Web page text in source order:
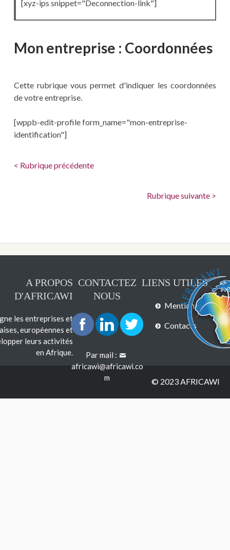
[xyz-ips snippet="Deconnection-link"]
Mon entreprise : Coordonnées
Cette rubrique vous permet d'indiquer les coordonnées
de votre entreprise.
[wppb-edit-profile form_name="mon-entreprise-
identification"]
< Rubrique précédente
Rubrique suivante >
A PROPOS
D'AFRICAWI
les entreprises et
européennes et
leurs activités
en Afrique.
CONTACTEZ
NOUS
Par mail :
africawi@africawi.co
m
LIENS UTILES
Mentions légales
Contacts
© 2023 AFRICAWI